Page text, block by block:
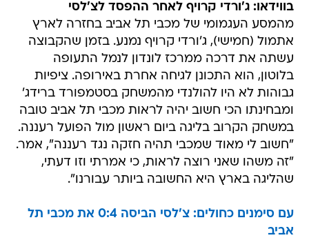
בווידאו: ג'ורדי קרויף לאחר ההפסד לצ'לסי
מהמסע העגמומי של מכבי תל אביב בחזרה לארץ
אתמול (חמישי), ג'ורדי קרויף נמנע. בזמן שהקבוצה
עשתה את דרכה ממרכז לונדון לנמל התעופה
בלוטון, הוא התכונן לגיחה אחרת באירופה. ציפיות
גבוהות לא היו להולנדי מהמשחק בסטמפורד ברידג'
ומבחינתו הכי חשוב יהיה לראות מכבי תל אביב טובה
במשחק הקרוב בליגה ביום ראשון מול הפועל רעננה.
"חשוב לי מאוד שמכבי תהיה חזקה נגד רעננה", אמר.
"זה משהו שאני רוצה לראות, כי אמרתי וזו דעתי,
שהליגה בארץ היא החשובה ביותר עבורנו".
עם סימנים כחולים: צ'לסי הביסה 0:4 את מכבי תל
אביב